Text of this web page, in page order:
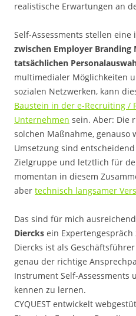
realistische Erwartungen an
Self-Assessments stellen eine
zwischen Employer
tatsächlichen
multimedialer Möglichkeiten
sozialen Netzwerken, kann
Baustein in der e-Recruiting /
Unternehmen sein. Aber: Die
solchen Maßnahme, genauso
Umsetzung sind
Zielgruppe und letztlich für
momentan in diesem
aber technisch langsamer
Das sind für mich
Diercks ein
Diercks ist als Geschäftsführer
genau der richtige
Instrument Self-Assessments
kennen zu lernen.
CYQUEST entwickelt